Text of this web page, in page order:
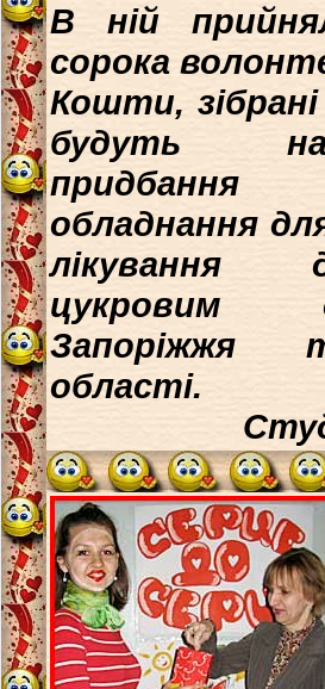
В ній
сорока
Кошти, зібрані
будуть
обладнання
лікування
цукровим
Запоріжжя
області.